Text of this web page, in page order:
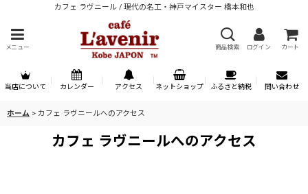
カフェ ラヴニール / 現代の名工・神戸マイスター 橋本和也
メニュー 商品検索 ログイン カート
当店について カレンダー アクセス ネットショップ ふるさと納税 問い合わせ
ホーム > カフェ ラヴニールへのアクセス
カフェ ラヴニールへのアクセス